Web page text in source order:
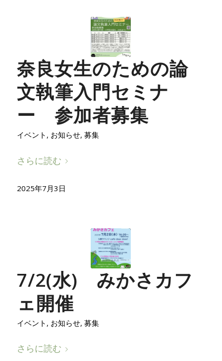
奈良女生のための論
文執筆入門セミナ
ー 参加者募集
イベント , お知らせ, 募集
さらに読む
2025年7月3日
7/2(水) みかさカフ
ェ開催
イベント , お知らせ, 募集
さらに読む